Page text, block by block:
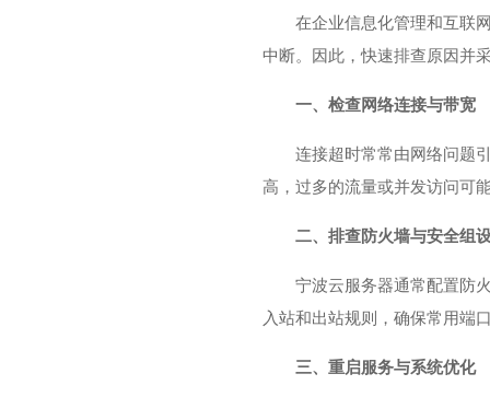
在企业信息化管理和互联
中断。因此，快速排查原因并
一、检查网络连接与带宽
连接超时常常由网络问题
高，过多的流量或并发访问可
二、排查防火墙与安全组
宁波云服务器通常配置防
入站和出站规则，确保常用端
三、重启服务与系统优化